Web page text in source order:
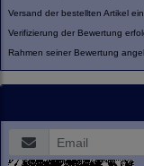
Versand der bestellten Artikel
Verifizierung der Bewertung
Rahmen seiner Bewertung